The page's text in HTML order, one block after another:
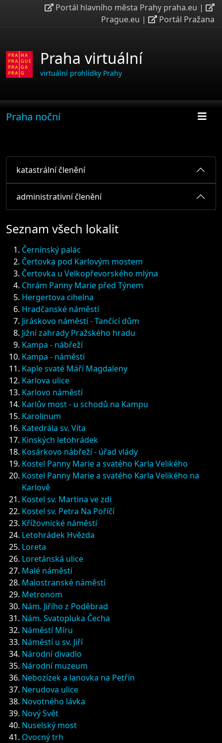
Portál hlavního města Prahy praha.eu |
Prague.eu | Portál Pražana
Praha virtuální
virtuální prohlídky Prahy
Praha noční
katastrální členění
administrativní členění
Seznam všech lokalit
Černínský palác
Čertovka pod Karlovým mostem
Čertovka u Velkopřevorského mlýna
Chrám Panny Marie před Týnem
Hergertova cihelna
Hradčanské náměstí
Jiráskovo náměstí - Tančící dům
Jižní zahrady Pražského hradu
Kampa - nábřeží
Kampa - náměstí
Kaple svaté Máří Magdaleny
Karlova ulice
Karlovo náměstí
Karlův most - u schodů na Kampu
Karolinum
Katedrála sv. Víta
Kinských letohrádek
Kosárkovo nábřeží - úřad vlády
Kostel Panny Marie a svatého Karla Velikého
Kostel Panny Marie a svatého Karla Velikého na
Karlově
Kostel sv. Martina ve zdi
Kostel sv. Petra Na Poříčí
Křížovnické náměstí
Letohrádek Hvězda
Loreta
Loretánská ulice
Malé náměstí
Malostranské náměstí
Metronom
Nám. Jiřího z Poděbrad
Nám. Svatopluka Čecha
Náměstí Míru
Náměstí u sv. Jiří
Národní divadlo
Národní muzeum
Nebozízek a lanovka na Petřín
Nerudova ulice
Novotného lávka
Nový Svět
Nuselský most
Ovocný trh